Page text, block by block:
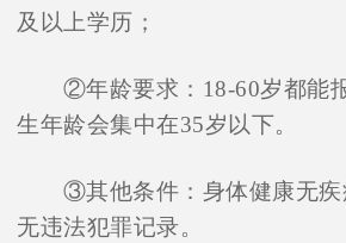
及以上学历；
②年龄要求：18-60岁都能
生年龄会集中在35岁以下。
③其他条件：身体健康无疾
无违法犯罪记录。